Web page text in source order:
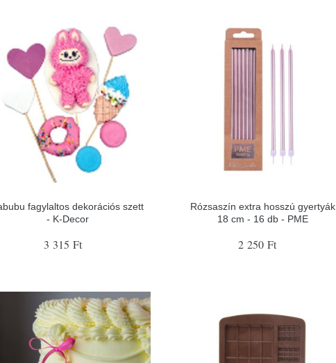
fagylaltos dekorációs szett
- K-Decor
3 315 Ft
Rózsaszín extra hosszú gyertyák
18 cm - 16 db - PME
2 250 Ft